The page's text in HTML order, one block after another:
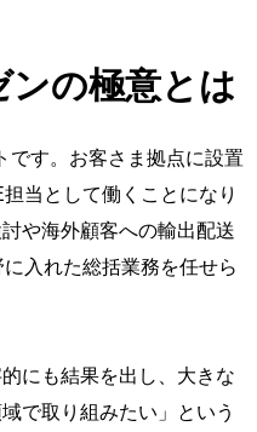
ンの極意とは
です。お客さま拠点に設置
当として働くことになり
や海外顧客への輸出配送
入れた総括業務を任せら
にも結果を出し、大きな
で取り組みたい」という